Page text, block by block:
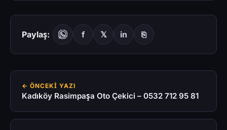
Paylaş: f 𝕏 in ⎘
← ÖNCEKI YAZI
Kadıköy Rasimpaşa Oto Çekici – 0532 712 95 81